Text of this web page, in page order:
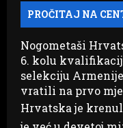
Nogometaši
6. kolu
selekciju
vratili na prvo
Hrvatska je